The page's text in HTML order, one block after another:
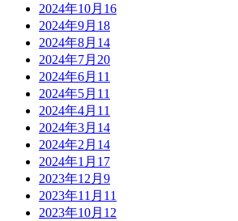
2024年10月 16
2024年9月 18
2024年8月 14
2024年7月 20
2024年6月 11
2024年5月 11
2024年4月 11
2024年3月 14
2024年2月 14
2024年1月 17
2023年12月 9
2023年11月 11
2023年10月 12